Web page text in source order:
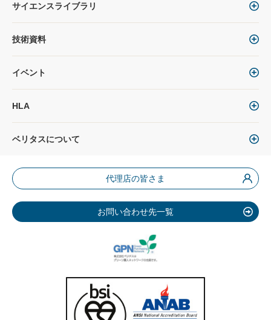
サイエンスライブラリ
技術資料
イベント
HLA
ベリタスについて
代理店の皆さま
お問い合わせ先一覧